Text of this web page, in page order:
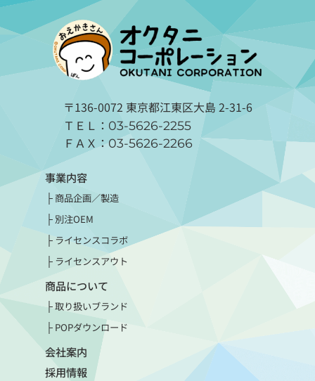
〒136-0072 東京都江東区大島 2-31-6
ＴＥＬ： 03-5626-2255
ＦＡＸ： 03-5626-2266
事業内容
商品企画／製造
別注OEM
ライセンスコラボ
ライセンスアウト
商品について
取り扱いブランド
POPダウンロード
会社案内
採用情報